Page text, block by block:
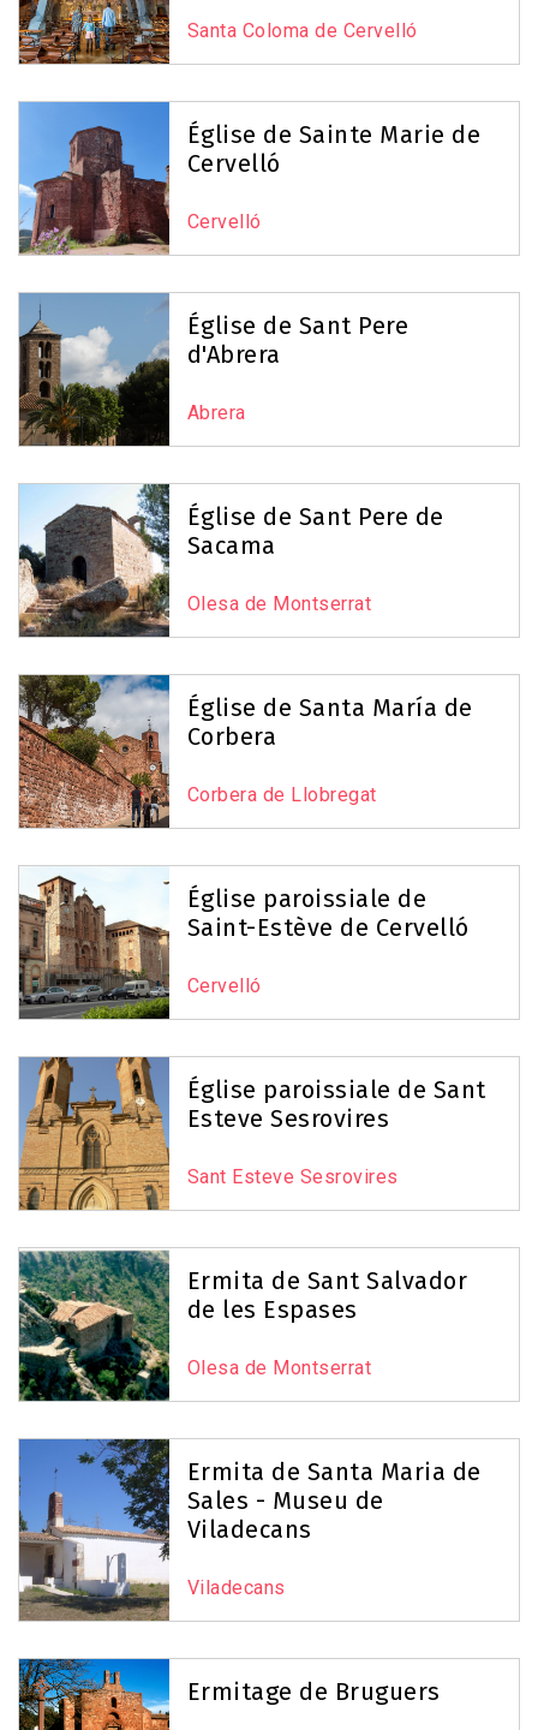
Santa Coloma de Cervelló
Église de Sainte Marie de
Cervelló
Cervelló
Église de Sant Pere
d'Abrera
Abrera
Église de Sant Pere de
Sacama
Olesa de Montserrat
Église de Santa María de
Corbera
Corbera de Llobregat
Église paroissiale de
Saint-Estève de Cervelló
Cervelló
Église paroissiale de Sant
Esteve Sesrovires
Sant Esteve Sesrovires
Ermita de Sant Salvador
de les Espases
Olesa de Montserrat
Ermita de Santa Maria de
Sales - Museu de
Viladecans
Viladecans
Ermitage de Bruguers